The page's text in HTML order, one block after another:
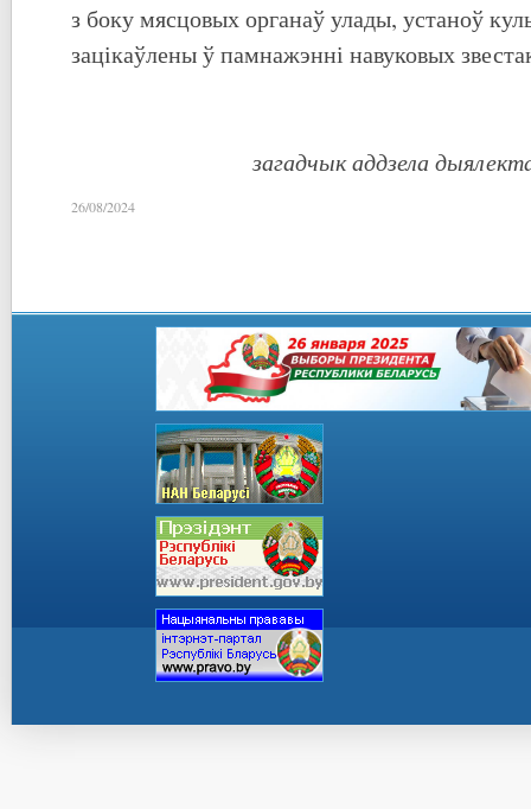
з боку мясцовых органаў улады, устаноў
зацікаўлены ў памнажэнні навуковых
загадчык аддзела
26/08/2024